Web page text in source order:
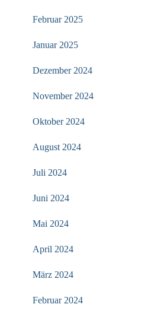
Februar 2025
Januar 2025
Dezember 2024
November 2024
Oktober 2024
August 2024
Juli 2024
Juni 2024
Mai 2024
April 2024
März 2024
Februar 2024